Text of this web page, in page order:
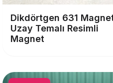
Dikdörtgen 631
Uzay Temalı Resimli
Magnet